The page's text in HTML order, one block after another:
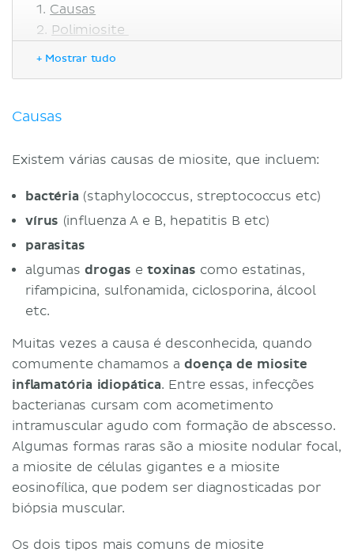
Causas
Polimiosite
Diagnóstico Diferencial
Condução
Dermatomiosite
Etiologia
Fisiopatologia
Diagnóstico Diferencial
Investigação
Condução
Miosite hereditária por corpos de
inclusão
Definição
Epidemiologia
Etiologia
Fisiopatologia
Investigação
+ Mostrar tudo
Causas
Existem várias causas de miosite, que incluem:
bactéria (staphylococcus, streptococcus etc)
vírus (influenza A e B, hepatitis B etc)
parasitas
algumasdrogas etoxinas como estatinas,
rifampicina, sulfonamida, ciclosporina, álcool
etc.
Muitas vezes a causa é desconhecida, quando
comumente chamamos adoença de miosite
inflamatória idiopática. Entre essas, infecções
bacterianas cursam com acometimento
intramuscular agudo com formação de abscesso.
Algumas formas raras são a miosite nodular focal,
a miosite de células gigantes e a miosite
eosinofílica, que podem ser diagnosticadas por
biópsia muscular.
Os dois tipos mais comuns de miosite